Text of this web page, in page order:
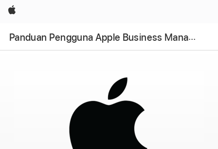
Apple
Panduan Pengguna Apple Business Manager